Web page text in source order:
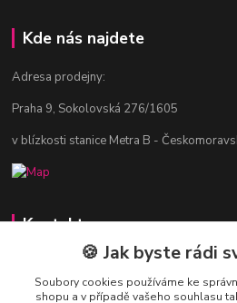
Kde nás najdete
Adresa prodejny:
Praha 9, Sokolovská 276/1605
v blízkosti stanice Metra B -
Kontakty
Jitka Vlasáková
281 916 793
Po-Čt 8-16:30, Pá 8-14:30
🍪 Jak byste rádi
Soubory cookies používáme ke
shopu a v případě vašeho souhlasu